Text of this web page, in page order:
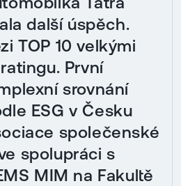
další úspěch.
TOP 10 velkými
První
srovnání
ESG v Česku
společenské
spolupráci s
MIM na Fakultě